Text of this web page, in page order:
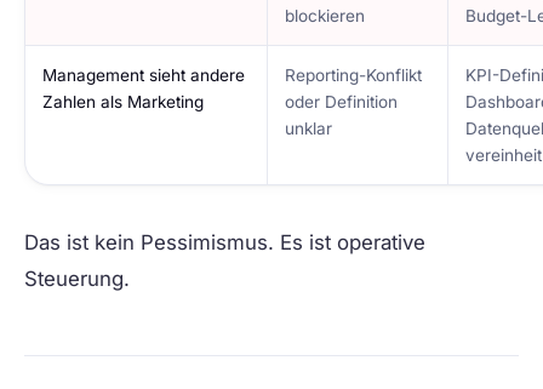
blockieren
Budget-
Management sieht andere
Zahlen als Marketing
Reporting-Konflikt
oder Definition
unklar
KPI-
Das ist kein Pessimismus. Es ist operative
Steuerung.